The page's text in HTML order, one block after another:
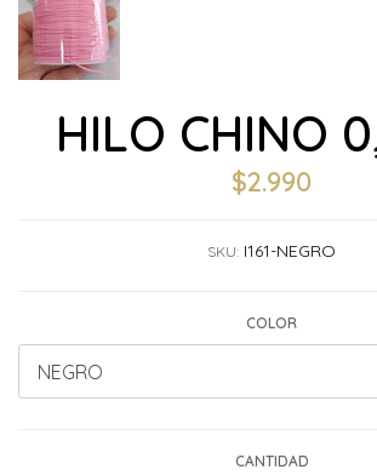
HILO CHINO
$2.990
SKU: I161-NEGRO
COLOR
CANTIDAD